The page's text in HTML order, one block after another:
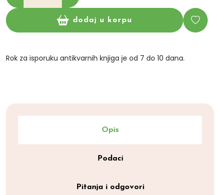
dodaj u korpu
Rok za isporuku antikvarnih knjiga je od 7 do 10 dana.
Opis
Podaci
Pitanja i odgovori